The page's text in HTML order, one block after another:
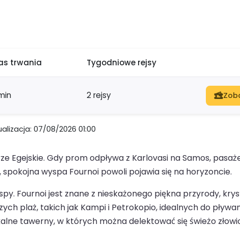
trwania Tygodniowe rejsy
2 rejsy
07/08/2026 01:00
Gdy prom odpływa z Karlovasi na Samos,
wyspa Fournoi powoli pojawia się na horyzoncie.
Fournoi jest znane z nieskażonego piękna przyrody,
plaż, takich jak Kampi i Petrokopio, idealnych do
tawerny, w których można delektować się świeżo